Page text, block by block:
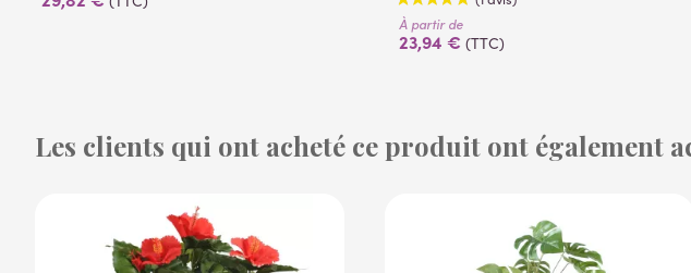
(1 avis)
À partir de
23,94 € (TTC)
Les clients qui ont acheté ce produit ont également